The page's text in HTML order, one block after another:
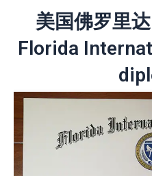
美国佛罗里
Florida